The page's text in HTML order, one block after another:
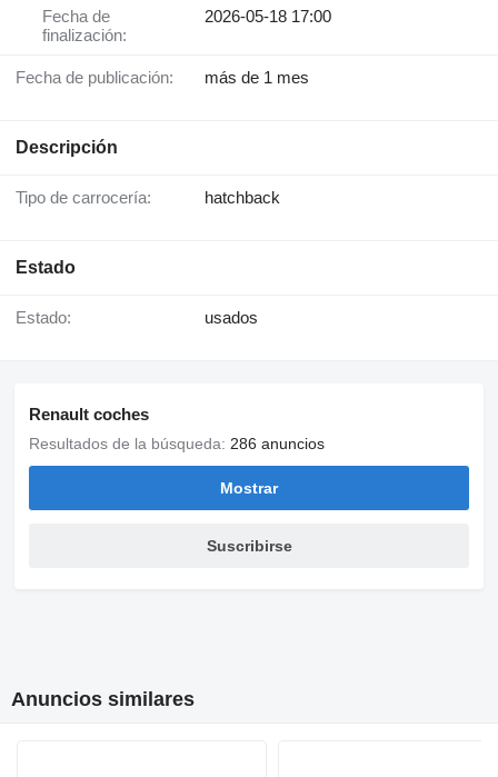
Fecha de
finalización:
2026-05-18 17:00
Fecha de publicación: más de 1 mes
Descripción
Tipo de carrocería: hatchback
Estado
Estado: usados
Renault coches
Resultados de la búsqueda: 286 anuncios
Mostrar
Suscribirse
Anuncios similares